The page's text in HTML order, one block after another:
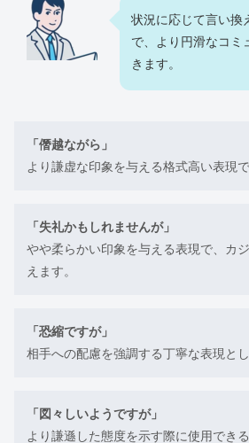
状況に応じて言い換
で、より円滑なコミ
きます。
「僭越ながら」
より謙虚な印象を与える格式高い表現で
「失礼かもしれませんが」
やや柔らかい印象を与える表現で、カ
えます。
「恐縮ですが」
相手への配慮を強調する丁寧な表現と
「図々しいようですが」
より謙遜した態度を示す際に使用できる